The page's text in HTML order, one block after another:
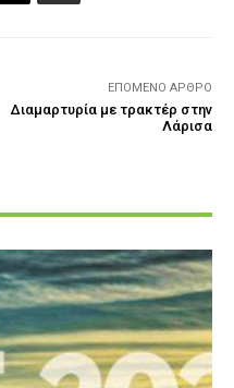
ΕΠΌΜΕΝΟ ΆΡΘΡΟ
Διαμαρτυρία με τρακτέρ στην
Λάρισα